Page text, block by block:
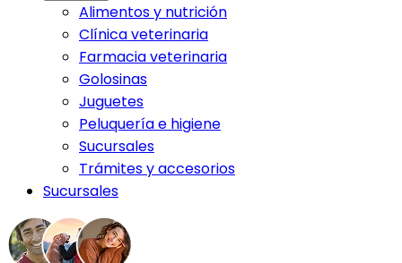
Alimentos y nutrición
Clínica veterinaria
Farmacia veterinaria
Golosinas
Juguetes
Peluquería e higiene
Sucursales
Trámites y accesorios
Sucursales